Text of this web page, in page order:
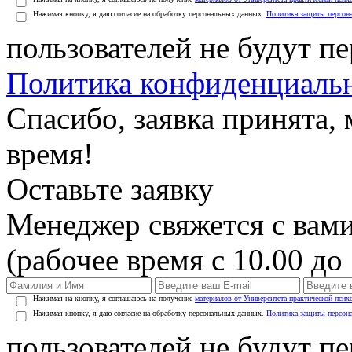
Нажимая кнопку, я даю согласие на обработку персональных данных. Политика защиты
пользователей не будут
Политика
Спасибо, заявка
время!
Оставьте заявку
Менеджер свяжется с
(рабочее время с 10.00
Нажимая на кнопку, я соглашаюсь на получение материалов от Университета практической
Нажимая кнопку, я даю согласие на обработку персональных данных. Политика защиты